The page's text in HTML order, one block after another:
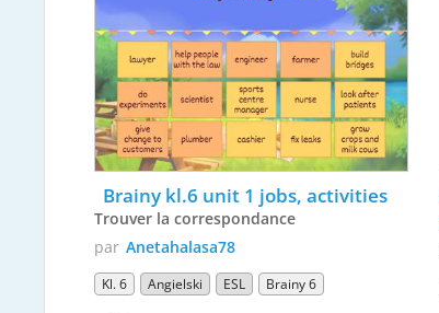
  Brainy kl.6 unit 1 jobs, activities
Trouver la correspondance
par Anetahalasa78
Kl. 6 Angielski ESL Brainy 6